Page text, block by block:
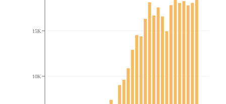
10K
15K